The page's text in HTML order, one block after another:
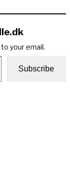
your email.
Subscribe